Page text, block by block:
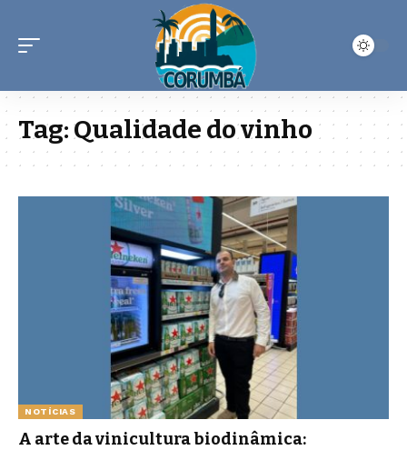
Tag:Qualidade do vinho
NOTÍCIAS
A arte da vinicultura biodinâmica: